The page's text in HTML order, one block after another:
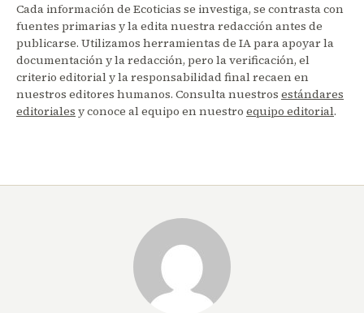
Cada información de Ecoticias se investiga, se contrasta con
fuentes primarias y la edita nuestra redacción antes de
publicarse. Utilizamos herramientas de IA para apoyar la
documentación y la redacción, pero la verificación, el
criterio editorial y la responsabilidad final recaen en
nuestros editores humanos. Consulta nuestros estándares
editoriales y conoce al equipo en nuestro equipo editorial.